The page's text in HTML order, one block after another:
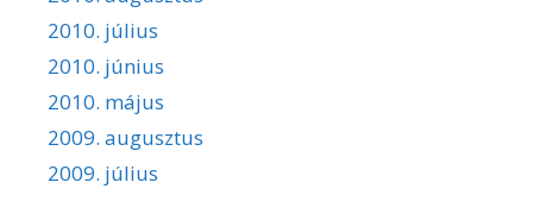
2010. július
2010. június
2010. május
2009. augusztus
2009. július